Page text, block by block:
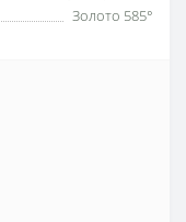
Золото 585°